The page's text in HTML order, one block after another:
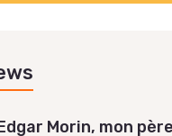
Morin, mon